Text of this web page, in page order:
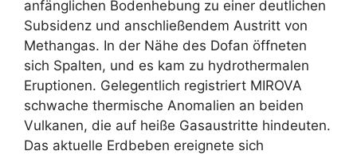
anfänglichen Bodenhebung zu einer deutlichen
Subsidenz und anschließendem Austritt von
Methangas. In der Nähe des Dofan öffneten
sich Spalten, und es kam zu hydrothermalen
Eruptionen. Gelegentlich registriert MIROVA
schwache thermische Anomalien an beiden
Vulkanen, die auf heiße Gasaustritte hindeuten.
Das aktuelle Erdbeben ereignete sich